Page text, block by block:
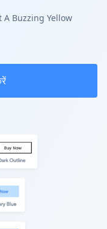
A Buzzing Yellow